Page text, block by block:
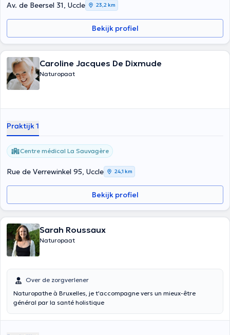
Av. de Beersel 31, Uccle 23,2 km
Bekijk profiel
Caroline Jacques De Dixmude
Naturopaat
Praktijk 1
Centre médical La Sauvagère
Rue de Verrewinkel 95, Uccle 24,1 km
Bekijk profiel
Sarah Roussaux
Naturopaat
Over de zorgverlener
Naturopathe à Bruxelles, je t'accompagne vers un mieux-être
général par la santé holistique